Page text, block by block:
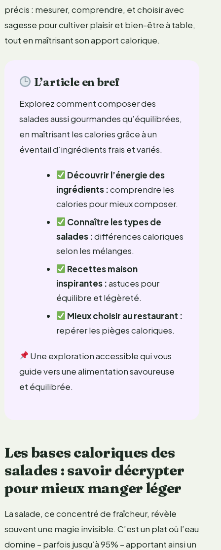
précis : mesurer, comprendre, et choisir avec
sagesse pour cultiver plaisir et bien-être à table,
tout en maîtrisant son apport calorique.
L’article en bref
Explorez comment composer des
salades aussi gourmandes qu’équilibrées,
en maîtrisant les calories grâce à un
éventail d’ingrédients frais et variés.
Découvrir l’énergie des
ingrédients :comprendre les
calories pour mieux composer.
Connaître les types de
salades :différences caloriques
selon les mélanges.
Recettes maison
inspirantes :astuces pour
équilibre et légèreté.
Mieux choisir au restaurant :
repérer les pièges caloriques.
Une exploration accessible qui vous
guide vers une alimentation savoureuse
et équilibrée.
Les bases caloriques des
salades : savoir décrypter
pour mieux manger léger
La salade, ce concentré de fraîcheur, révèle
souvent une magie invisible. C’est un plat où l’eau
domine – parfois jusqu’à 95% – apportant ainsi un